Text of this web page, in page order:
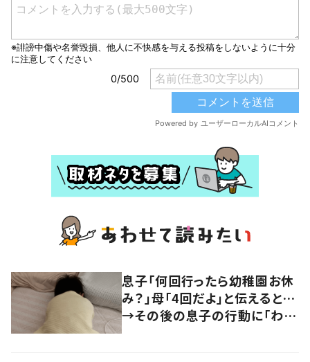
息子「何回行ったら幼稚園お休
み？」母「4回だよ」と伝えると…
→その後の息子の行動に「わか